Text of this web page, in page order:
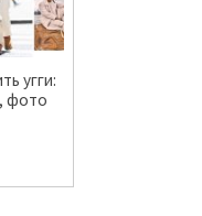
угги:
фото